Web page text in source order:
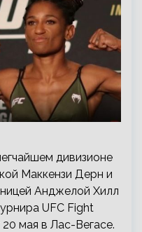
дивизионе
Маккензи Дерн и
Анджелой Хилл
UFC Fight
мая в Лас-Вегасе.